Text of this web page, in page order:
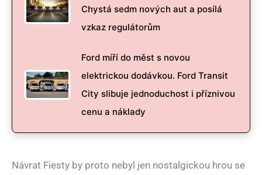
Chystá sedm nových aut a posílá
vzkaz regulátorům
Ford míří do měst s novou
elektrickou dodávkou. Ford Transit
City slibuje jednoduchost i příznivou
cenu a náklady
Návrat Fiesty by proto nebyl jen nostalgickou hrou se